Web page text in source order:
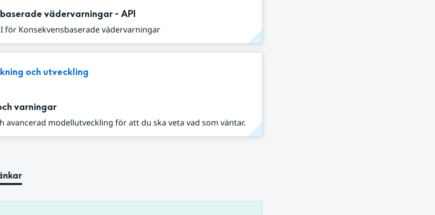
vädervarningar - API
för Konsekvensbaserade vädervarningar
och utveckling
varningar
avancerad modellutveckling för att du ska veta vad som väntar.